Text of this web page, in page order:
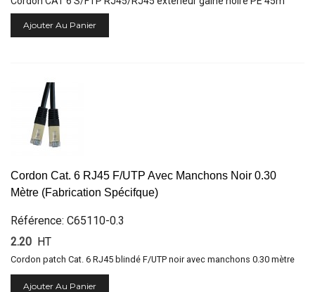
Ajouter Au Panier
Cordon Cat. 6 RJ45 F/UTP Avec Manchons Noir 0.30
Mètre (Fabrication Spécifque)
Référence: C65110-0.3
2.20 HT
Cordon patch Cat. 6 RJ45 blindé F/UTP noir avec manchons 0.30 mètre
Ajouter Au Panier